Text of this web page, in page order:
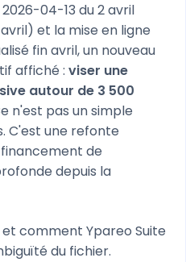
04-13 du 2 avril
et la mise en ligne
fin avril, un nouveau
affiché : viser une
autour de 3 500
n'est pas un simple
C'est une refonte
de
depuis la
comment Ypareo Suite
du fichier.